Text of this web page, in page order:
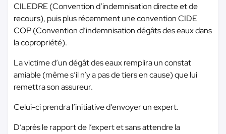
CILEDRE (Convention d’indemnisation directe et de
recours), puis plus récemment une convention CIDE
COP (Convention d’indemnisation dégâts des eaux dans
la copropriété).
La victime d’un dégât des eaux remplira un constat
amiable (même s’il n’y a pas de tiers en cause) que lui
remettra son assureur.
Celui-ci prendra l’initiative d’envoyer un expert.
D’après le rapport de l’expert et sans attendre la